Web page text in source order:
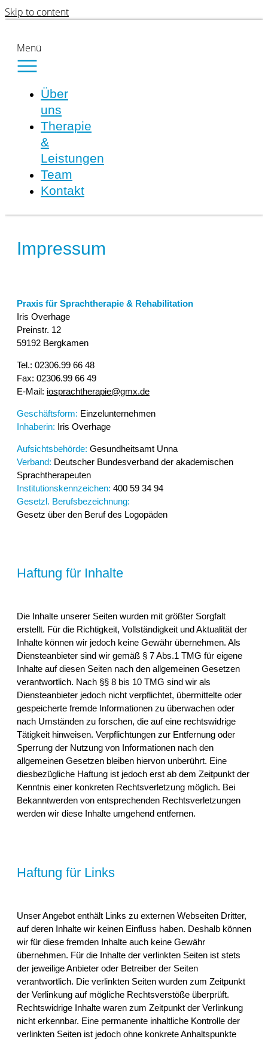
Skip to content
Menü
Über
uns
Therapie
&
Leistungen
Team
Kontakt
Impressum
Praxis für Sprachtherapie & Rehabilitation
Iris Overhage
Preinstr. 12
59192 Bergkamen
Tel.: 02306.99 66 48
Fax: 02306.99 66 49
E-Mail: iosprachtherapie@gmx.de
Geschäftsform: Einzelunternehmen
Inhaberin: Iris Overhage
Aufsichtsbehörde: Gesundheitsamt Unna
Verband: Deutscher Bundesverband der akademischen
Sprachtherapeuten
Institutionskennzeichen: 400 59 34 94
Gesetzl. Berufsbezeichnung:
Gesetz über den Beruf des Logopäden
Haftung für Inhalte
Die Inhalte unserer Seiten wurden mit größter Sorgfalt
erstellt. Für die Richtigkeit, Vollständigkeit und Aktualität der
Inhalte können wir jedoch keine Gewähr übernehmen. Als
Diensteanbieter sind wir gemäß § 7 Abs.1 TMG für eigene
Inhalte auf diesen Seiten nach den allgemeinen Gesetzen
verantwortlich. Nach §§ 8 bis 10 TMG sind wir als
Diensteanbieter jedoch nicht verpflichtet, übermittelte oder
gespeicherte fremde Informationen zu überwachen oder
nach Umständen zu forschen, die auf eine rechtswidrige
Tätigkeit hinweisen. Verpflichtungen zur Entfernung oder
Sperrung der Nutzung von Informationen nach den
allgemeinen Gesetzen bleiben hiervon unberührt. Eine
diesbezügliche Haftung ist jedoch erst ab dem Zeitpunkt der
Kenntnis einer konkreten Rechtsverletzung möglich. Bei
Bekanntwerden von entsprechenden Rechtsverletzungen
werden wir diese Inhalte umgehend entfernen.
Haftung für Links
Unser Angebot enthält Links zu externen Webseiten Dritter,
auf deren Inhalte wir keinen Einfluss haben. Deshalb können
wir für diese fremden Inhalte auch keine Gewähr
übernehmen. Für die Inhalte der verlinkten Seiten ist stets
der jeweilige Anbieter oder Betreiber der Seiten
verantwortlich. Die verlinkten Seiten wurden zum Zeitpunkt
der Verlinkung auf mögliche Rechtsverstöße überprüft.
Rechtswidrige Inhalte waren zum Zeitpunkt der Verlinkung
nicht erkennbar. Eine permanente inhaltliche Kontrolle der
verlinkten Seiten ist jedoch ohne konkrete Anhaltspunkte